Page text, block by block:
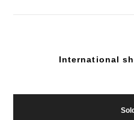
International